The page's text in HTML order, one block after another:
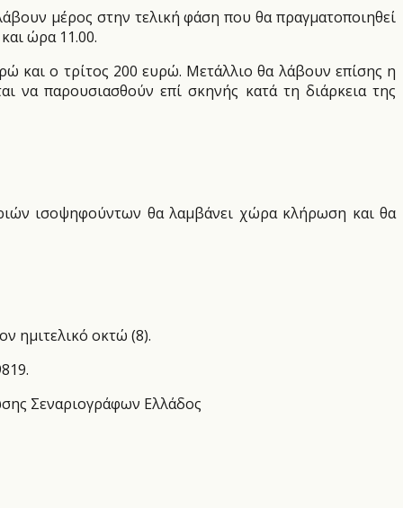
μέρος στην τελική φάση που θα πραγματοποιηθεί
ώρα 11.00.
και ο τρίτος 200 ευρώ. Μετάλλιο θα λάβουν επίσης η
να παρουσιασθούν επί σκηνής κατά τη διάρκεια της
ισοψηφούντων θα λαμβάνει χώρα κλήρωση και θα
ημιτελικό οκτώ (8).
Σεναριογράφων Ελλάδος